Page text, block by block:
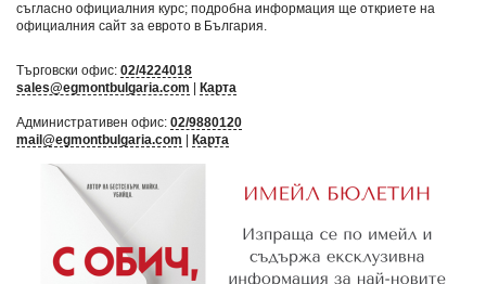
съгласно официалния курс; подробна информация ще откриете на
официалния сайт за еврото в България
Търговски офис: 02/4224018
sales@egmontbulgaria.com | Карта
Административен офис: 02/9880120
mail@egmontbulgaria.com | Карта